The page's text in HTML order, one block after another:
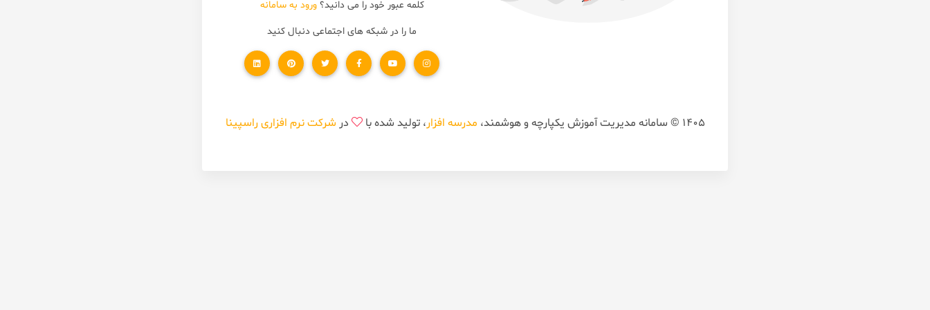
کلمه عبور خود را می دانید؟ورود به سامانه
ما را در شبکه های اجتماعی دنبال کنید
1405 © سامانه مدیریت آموزش یکپارچه و هوشمند، مدرسه افزار، تولید شده با در شرکت نرم افزاری راسپینا